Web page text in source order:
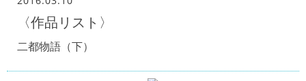
〈作品リスト〉
二都物語（下）